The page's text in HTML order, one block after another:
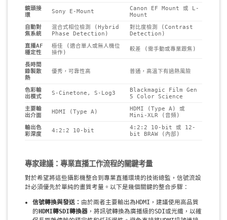
鏡頭接
環
Sony E-Mount
Canon EF Mount 或 L-
Mount
自動對
焦系統
混合式相位檢測 (Hybrid
Phase Detection)
對比度檢測 (Contrast
Detection)
直播AF
穩定性
極佳 (適合單人或無人機位
操作)
較差 (需手動或專業跟焦)
長時間
錄製散
熱
優秀，可靠性高 普通，高溫下有過熱風險
色彩輸
出模式
S-Cinetone, S-Log3
Blackmagic Film Gen
5 Color Science
主要輸
出介面
HDMI (Type A)
HDMI (Type A) 或
Mini-XLR (音頻)
輸出色
彩深度
4:2:2 10-bit
4:2:2 10-bit 或 12-
bit BRAW (內部)
專家建議：專業直播工作流程的關鍵考量
對於希望將這些攝影機整合到專業直播環境的技術總監，信號流設
計必須優先於單純的畫質考量。以下是幾個關鍵的整合步驟：
信號轉換與發送： 由於兩者主要輸出為HDMI，建議使用高品質
的 HDMI轉SDI轉換器 ，將訊號轉換為廣播級的SDI或光纖，以確